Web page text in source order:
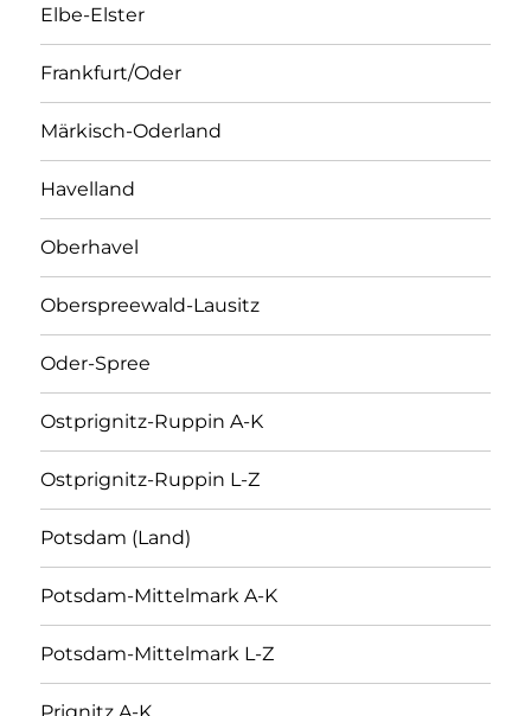
Elbe-Elster
Frankfurt/Oder
Märkisch-Oderland
Havelland
Oberhavel
Oberspreewald-Lausitz
Oder-Spree
Ostprignitz-Ruppin A-K
Ostprignitz-Ruppin L-Z
Potsdam (Land)
Potsdam-Mittelmark A-K
Potsdam-Mittelmark L-Z